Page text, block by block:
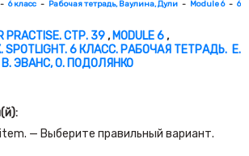
6 класс Рабочая тетрадь, Ваулина, Дули Module 6 6.
PRACTISE. СТР. 39, MODULE 6,
6 КЛАСС. РАБОЧАЯ ТЕТРАДЬ. Е.
ЭВАНС, О. ПОДОЛЯНКО
— Выберите правильный вариант.